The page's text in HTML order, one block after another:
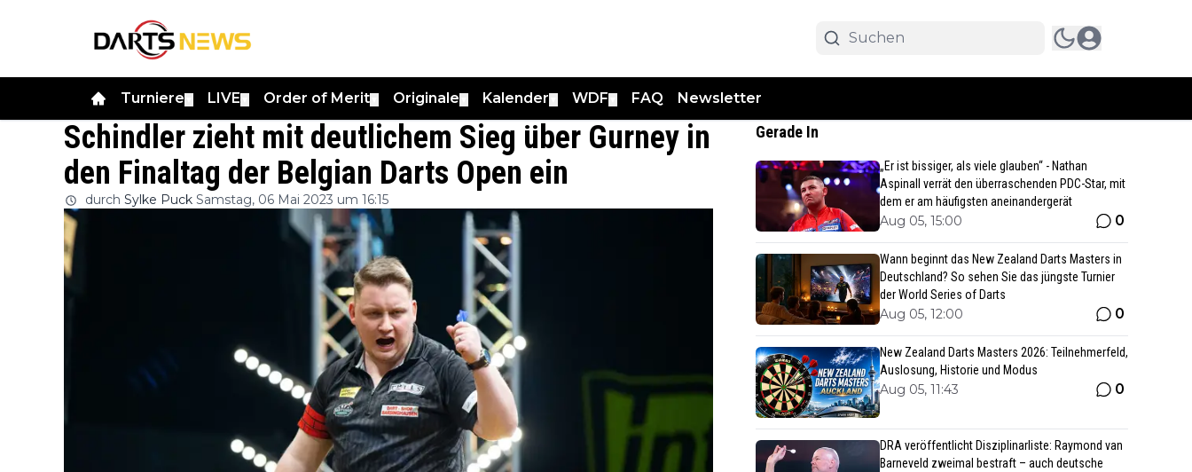
Turniere LIVE Order of Merit Originale Kalender WDF FAQ Newsletter
Schindler zieht mit deutlichem Sieg über Gurney in
den Finaltag der Belgian Darts Open ein
durch Sylke Puck Samstag, 06 Mai 2023 um 16:15
Gerade In
„Er ist bissiger, als viele glauben“ - Nathan
Aspinall verrät den überraschenden PDC-Star, mit
dem er am häufigsten aneinandergerät
Aug 05, 15:00 0
Wann beginnt das New Zealand Darts Masters in
Deutschland? So sehen Sie das jüngste Turnier
der World Series of Darts
Aug 05, 12:00 0
New Zealand Darts Masters 2026: Teilnehmerfeld,
Auslosung, Historie und Modus
Aug 05, 11:43 0
DRA veröffentlicht Disziplinarliste: Raymond van
Barneveld zweimal bestraft – auch deutsche